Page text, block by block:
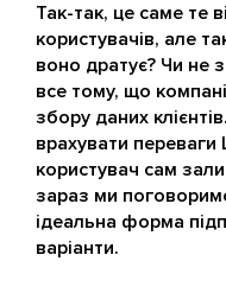
Так-так, це саме те
користувачів, але
воно дратує? Чи не
все тому, що
збору даних
врахувати
користувач сам
зараз ми
ідеальна форма
варіанти.